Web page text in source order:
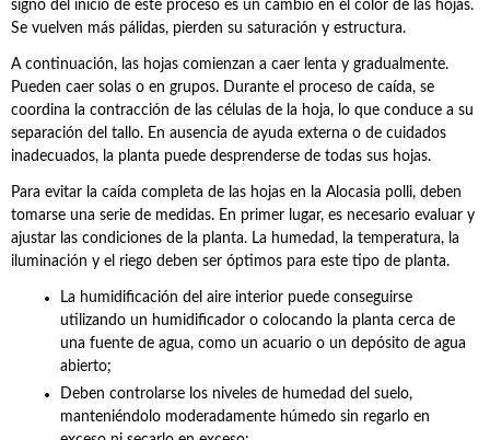
signo del inicio de este proceso es un cambio en el color de las hojas.
Se vuelven más pálidas, pierden su saturación y estructura.
A continuación, las hojas comienzan a caer lenta y gradualmente.
Pueden caer solas o en grupos. Durante el proceso de caída, se
coordina la contracción de las células de la hoja, lo que conduce a su
separación del tallo. En ausencia de ayuda externa o de cuidados
inadecuados, la planta puede desprenderse de todas sus hojas.
Para evitar la caída completa de las hojas en la Alocasia polli, deben
tomarse una serie de medidas. En primer lugar, es necesario evaluar y
ajustar las condiciones de la planta. La humedad, la temperatura, la
iluminación y el riego deben ser óptimos para este tipo de planta.
La humidificación del aire interior puede conseguirse
utilizando un humidificador o colocando la planta cerca de
una fuente de agua, como un acuario o un depósito de agua
abierto;
Deben controlarse los niveles de humedad del suelo,
manteniéndolo moderadamente húmedo sin regarlo en